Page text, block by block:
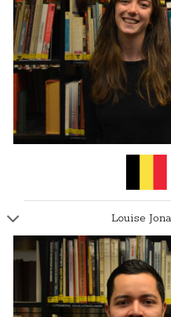
Louise